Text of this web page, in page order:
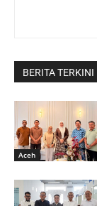
BERITA TERKINI
Aceh